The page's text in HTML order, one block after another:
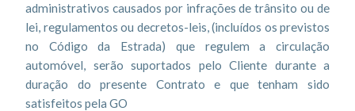
administrativos causados por infrações de trânsito ou de
lei, regulamentos ou decretos-leis, (incluídos os previstos
no Código da Estrada) que regulem a circulação
automóvel, serão suportados pelo Cliente durante a
duração do presente Contrato e que tenham sido
satisfeitos pela GO